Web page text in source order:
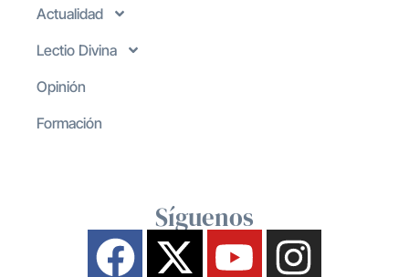
Actualidad
Lectio Divina
Opinión
Formación
Síguenos